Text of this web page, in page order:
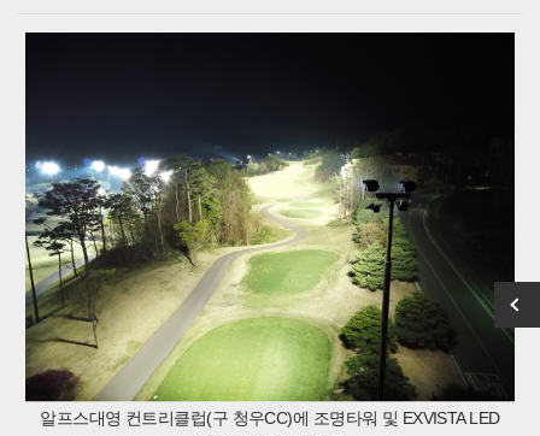
알프스대영 컨트리클럽(구 청우CC)에 조명타워 및 EXVISTA LED